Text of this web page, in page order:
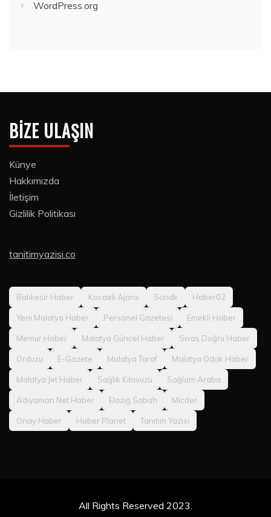
WordPress.org
BIZE ULAŞIN
Künye
Hakkımızda
İletişim
Gizlilik Politikası
tanitimyazisi.co
Balıkesir Haber Kocaeli Ajans Sondk Haber02
Yeni Malatya Haber Personel Gazetesi Emekli Haber
Memur Haber Malatya Güncel Haber Sivas Doğru Haber
Orduzu E-Gazete Malatya Taraf Malatya Odak Haber
Malatya Jet Haber Sağlık Kılavuzu Sağlam Araba
Adıyaman Net Haber Elazığ Sabah Micder
Onay Haber Haber Planet Tanıtım Yazısı
All Rights Reserved 2023.